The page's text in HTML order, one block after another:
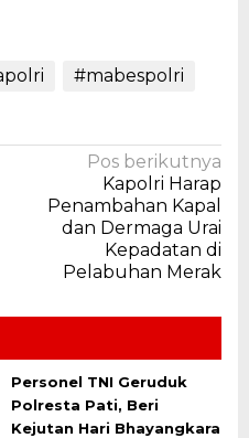
#mabespolri
Pos berikutnya
Kapolri Harap
Penambahan Kapal
dan Dermaga Urai
Kepadatan di
Pelabuhan Merak
Personel TNI Geruduk
Polresta Pati, Beri
Kejutan Hari Bhayangkara